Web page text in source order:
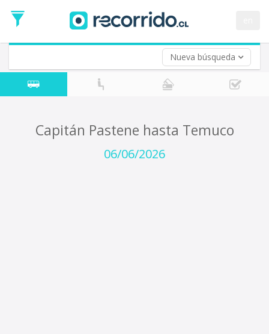
Nueva búsqueda
de
Ida
Vuelta (opcional)
Fecha
de
Capitán Pastene hasta Temuco
06/06/2026